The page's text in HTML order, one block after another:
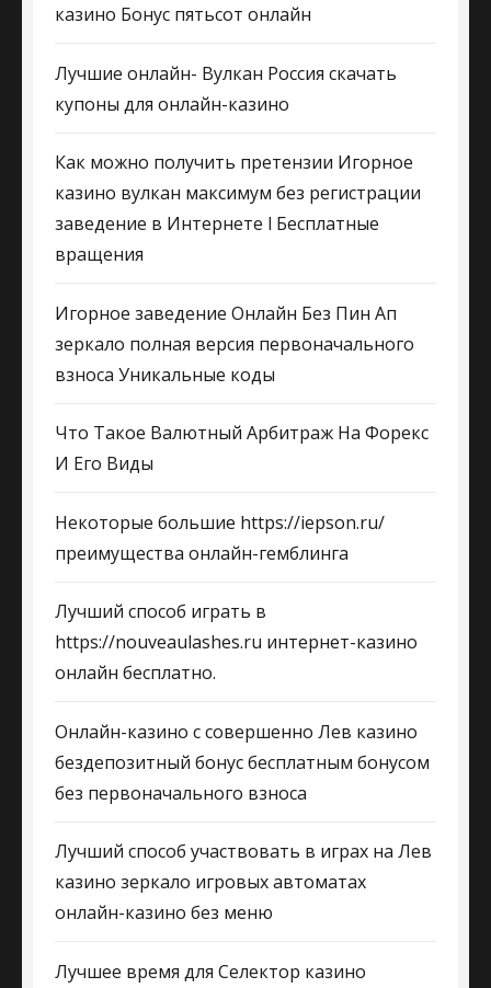
казино Бонус пятьсот онлайн
Лучшие онлайн- Вулкан Россия скачать
купоны для онлайн-казино
Как можно получить претензии Игорное
казино вулкан максимум без регистрации
заведение в Интернете l Бесплатные
вращения
Игорное заведение Онлайн Без Пин Ап
зеркало полная версия первоначального
взноса Уникальные коды
Что Такое Валютный Арбитраж На Форекс
И Его Виды
Некоторые большие https://iepson.ru/
преимущества онлайн-гемблинга
Лучший способ играть в
https://nouveaulashes.ru интернет-казино
онлайн бесплатно.
Онлайн-казино с совершенно Лев казино
бездепозитный бонус бесплатным бонусом
без первоначального взноса
Лучший способ участвовать в играх на Лев
казино зеркало игровых автоматах
онлайн-казино без меню
Лучшее время для Селектор казино